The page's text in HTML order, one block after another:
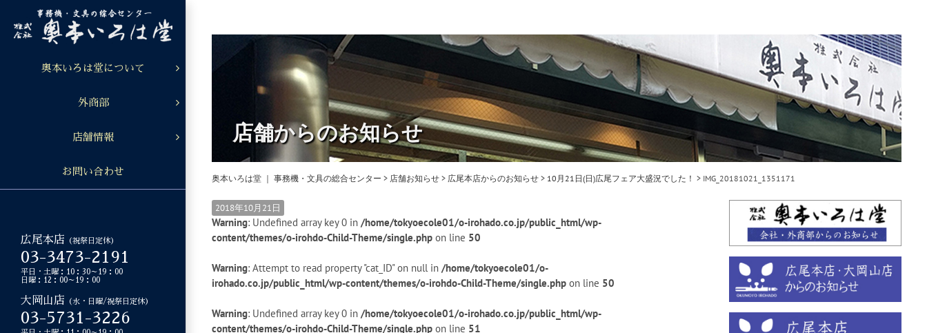
content
奥本いろは堂について
外商部
店舗情報
お問い合わせ
広尾本店 （祝祭日定休）
03-3473-2191
平日・土曜：10：30～19：00
日曜：12：00～19：00
大岡山店 （水・日曜/祝祭日定休）
03-5731-3226
店舗からのお知らせ
奥本いろは堂 ｜ 事務機・文具の総合センター > 店舗お知らせ > 広尾本店からのお知らせ > 10月21日(日)広尾フェア大盛況でした！ > IMG_20181021_1351171
2018年10月21日
Warning: Undefined array key 0 in /home/tokyoecole01/o-irohado.co.jp/public_html/wp-
content/themes/o-irohdo-Child-Theme/single.php on line 50
Warning: Attempt to read property "cat_ID" on null in /home/tokyoecole01/o-
irohado.co.jp/public_html/wp-content/themes/o-irohdo-Child-Theme/single.php on line 50
Warning: Undefined array key 0 in /home/tokyoecole01/o-irohado.co.jp/public_html/wp-
content/themes/o-irohdo-Child-Theme/single.php on line 51